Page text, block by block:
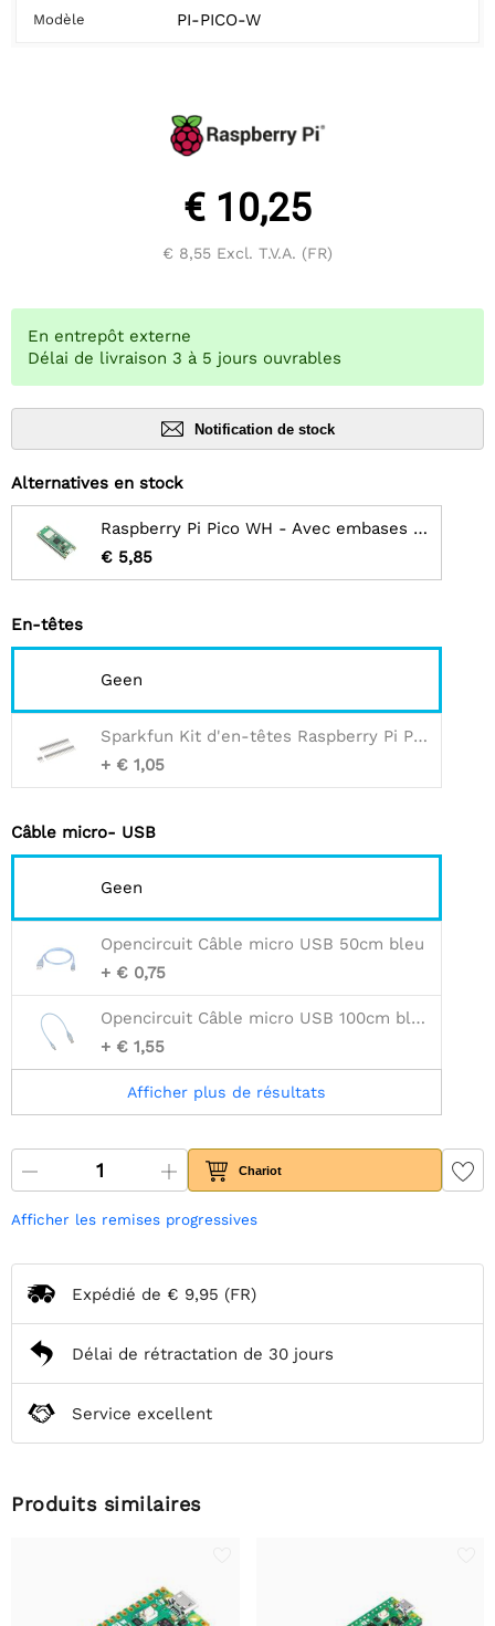
Modèle PI-PICO-W
€ 10,25
€ 8,55 Excl. T.V.A. (FR)
En entrepôt externe
Délai de livraison 3 à 5 jours ouvrables
Notification de stock
Alternatives en stock
Raspberry Pi Pico WH - Avec embases soudées
€ 5,85
En-têtes
Geen
Sparkfun Kit d'en-têtes Raspberry Pi Pico
+ € 1,05
Câble micro- USB
Geen
Opencircuit Câble micro USB 50cm bleu
+ € 0,75
Opencircuit Câble micro USB 100cm bleu - 30AWG
+ € 1,55
Afficher plus de résultats
Chariot
Afficher les remises progressives
Expédié de € 9,95 (FR)
Délai de rétractation de 30 jours
Service excellent
Produits similaires